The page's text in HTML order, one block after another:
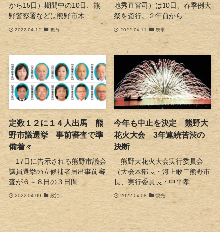
から15日）期間中の10日、熊
野警察署などは熊野市木...
2022-04-12 教育
地秀直宮司）は10日、春季例大
祭を斎行。２年前から...
2022-04-11 祭事
定数１２に１４人出馬 熊
野市議選挙 事前審査で準
備着々
17日に告示される熊野市議会
議員選挙の立候補者届出事前審
査が６～８日の３日間...
2022-04-09 政治
今年も中止を決定 熊野大
花火大会 3年連続苦渋の
決断
熊野大花火大会実行委員会
（大会本部長・河上敢二熊野市
長、実行委員長・中平孝...
2022-04-08 観光